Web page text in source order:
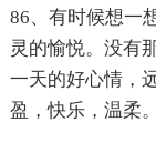
86、有时候想一
灵的愉悦。没有
一天的好心情，
盈，快乐，温柔